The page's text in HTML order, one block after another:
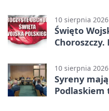
10 sierpnia 2026
Święto
10 sierpnia 2026
Syreny
Podlaskiem